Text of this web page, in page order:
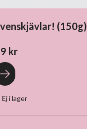
(150g)
kr
Ej i lager